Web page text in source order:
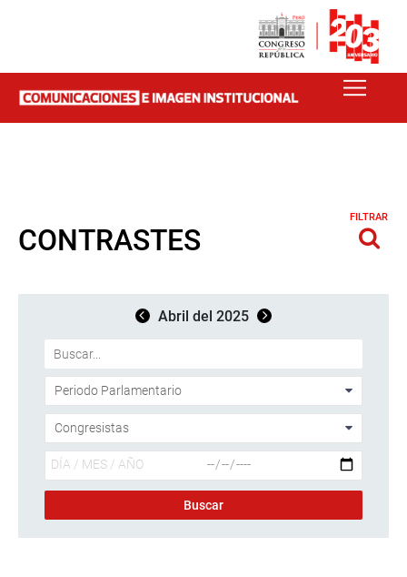
CONTRASTES
FILTRAR
Abril del 2025